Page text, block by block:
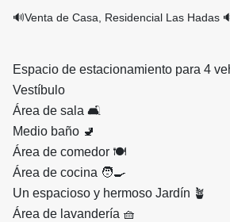
🔊Venta de Casa, Residencial Las Hadas
Espacio de estacionamiento para 4
Vestíbulo
Área de sala 🛋️
Medio baño 🚽
Área de comedor 🍽️
Área de cocina 🧑‍🍳
Un espacioso y hermoso Jardín 🪴
Área de lavandería 🧺